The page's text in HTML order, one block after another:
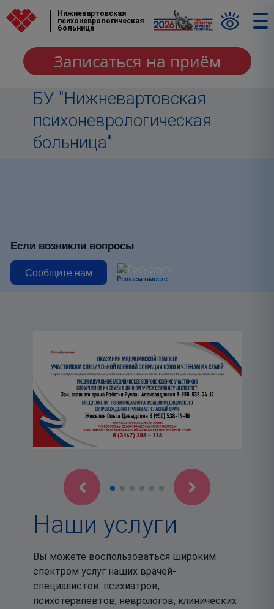
Нижневартовская
психоневрологическая
больница
Записаться на приём
БУ "Нижневартовская
психоневрологическая
больница"
Если возникли вопросы
Сообщите нам
Решаем вместе
Наши услуги
Вы можете воспользоваться широким
спектром услуг наших врачей-
специалистов: психиатров,
психотерапевтов, неврологов, клинических